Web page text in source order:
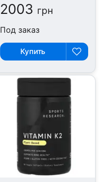
2003 грн
Под заказ
Купить